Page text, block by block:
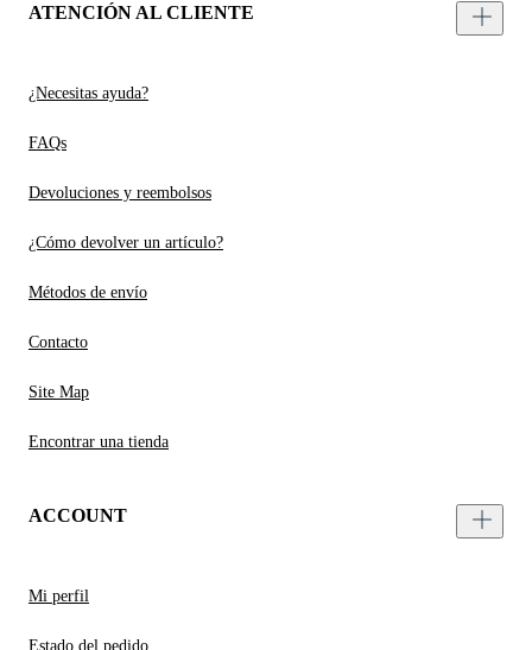
ATENCIÓN AL CLIENTE
¿Necesitas ayuda?
FAQs
Devoluciones y reembolsos
¿Cómo devolver un artículo?
Métodos de envío
Contacto
Site Map
Encontrar una tienda
ACCOUNT
Mi perfil
Estado del pedido